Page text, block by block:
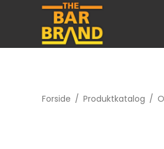
Forside / Produktkatalog /